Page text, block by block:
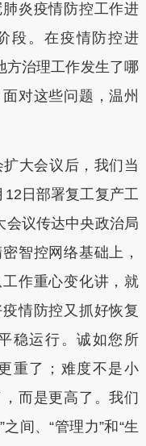
炎疫情防控工作进
段。在疫情防控进
方治理工作发生了哪
对这些问题，温州
大会议后，我们当
日部署复工复产工
会议传达中央政治局
智控网络基础上，
作重心变化讲，就
情防控又抓好恢复
稳运行。诚如您所
重了；难度不是小
而是更高了。我们
间、“管理力”和“生